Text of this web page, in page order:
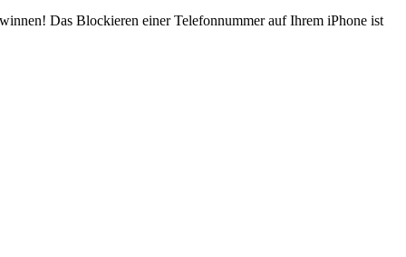
Das Blockieren einer Telefonnummer auf Ihrem iPhone ist